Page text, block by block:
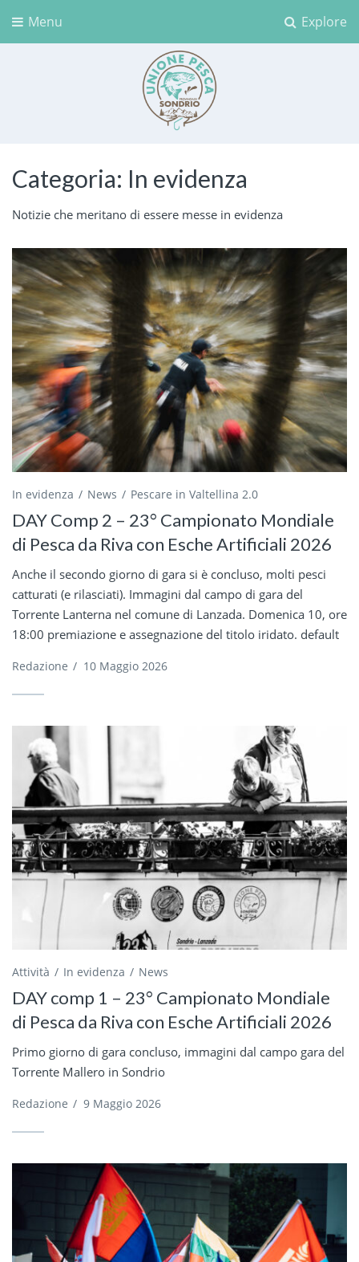
Explore
Menu
Categoria: In evidenza
Notizie che meritano di essere messe in evidenza
In evidenza News Pescare in Valtellina 2.0
DAY Comp 2 – 23° Campionato Mondiale
di Pesca da Riva con Esche Artificiali 2026
Anche il secondo giorno di gara si è concluso, molti pesci
catturati (e rilasciati). Immagini dal campo di gara del
Torrente Lanterna nel comune di Lanzada. Domenica 10, ore
18:00 premiazione e assegnazione del titolo iridato. default
Redazione / 10 Maggio 2026
Attività In evidenza News
DAY comp 1 – 23° Campionato Mondiale
di Pesca da Riva con Esche Artificiali 2026
Primo giorno di gara concluso, immagini dal campo gara del
Torrente Mallero in Sondrio
Redazione / 9 Maggio 2026